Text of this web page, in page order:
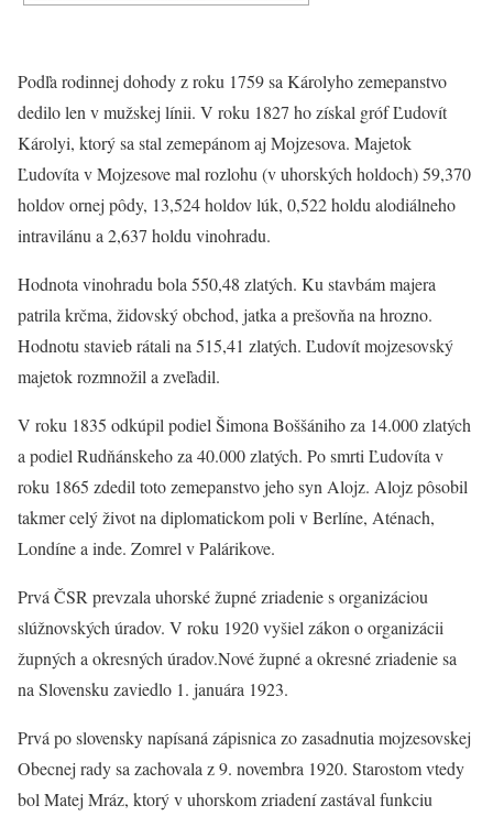
Podľa rodinnej dohody z roku 1759 sa Károlyho zemepanstvo
dedilo len v mužskej línii. V roku 1827 ho získal gróf Ľudovít
Károlyi, ktorý sa stal zemepánom aj Mojzesova. Majetok
Ľudovíta v Mojzesove mal rozlohu (v uhorských holdoch) 59,370
holdov ornej pôdy, 13,524 holdov lúk, 0,522 holdu alodiálneho
intravilánu a 2,637 holdu vinohradu.
Hodnota vinohradu bola 550,48 zlatých. Ku stavbám majera
patrila krčma, židovský obchod, jatka a prešovňa na hrozno.
Hodnotu stavieb rátali na 515,41 zlatých. Ľudovít mojzesovský
majetok rozmnožil a zveľadil.
V roku 1835 odkúpil podiel Šimona Boššániho za 14.000 zlatých
a podiel Rudňánskeho za 40.000 zlatých. Po smrti Ľudovíta v
roku 1865 zdedil toto zemepanstvo jeho syn Alojz. Alojz pôsobil
takmer celý život na diplomatickom poli v Berlíne, Aténach,
Londíne a inde. Zomrel v Palárikove.
Prvá ČSR prevzala uhorské župné zriadenie s organizáciou
slúžnovských úradov. V roku 1920 vyšiel zákon o organizácii
župných a okresných úradov.Nové župné a okresné zriadenie sa
na Slovensku zaviedlo 1. januára 1923.
Prvá po slovensky napísaná zápisnica zo zasadnutia mojzesovskej
Obecnej rady sa zachovala z 9. novembra 1920. Starostom vtedy
bol Matej Mráz, ktorý v uhorskom zriadení zastával funkciu